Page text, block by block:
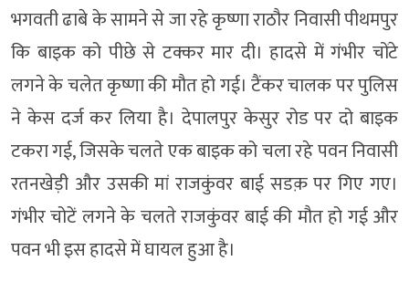
भगवती ढाबे के सामने से जा रहे कृष्णा राठौर निवासी पीथमपुर
कि बाइक को पीछे से टक्कर मार दी। हादसे में गंभीर चोंटे
लगने के चलेत कृष्णा की मौत हो गई। टैंकर चालक पर पुलिस
ने केस दर्ज कर लिया है। देपालपुर केसुर रोड पर दो बाइक
टकरा गई, जिसके चलते एक बाइक को चला रहे पवन निवासी
रतनखेड़ी और उसकी मां राजकुंवर बाई सडक़ पर गिए गए।
गंभीर चोटें लगने के चलते राजकुंवर बाई की मौत हो गई और
पवन भी इस हादसे में घायल हुआ है।